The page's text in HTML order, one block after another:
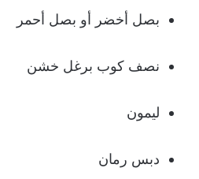
بصل أخضر أو بصل أحمر
نصف كوب برغل خشن
ليمون
دبس رمان